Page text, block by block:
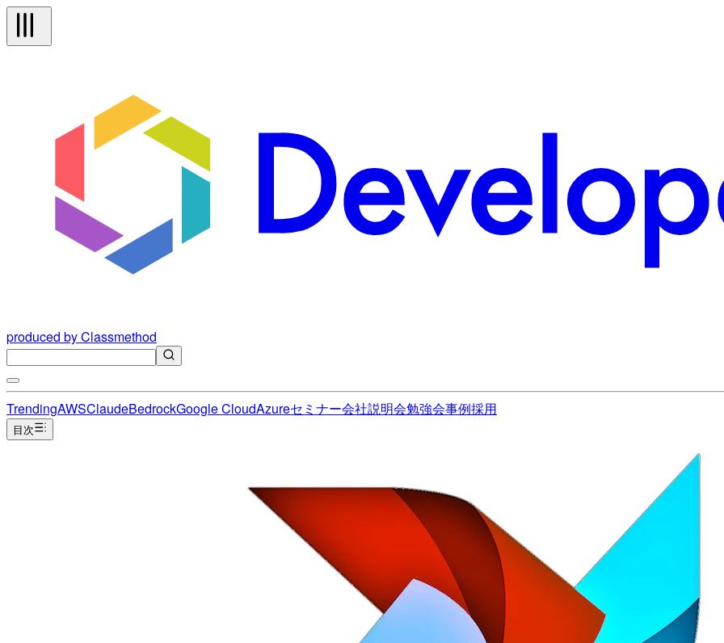
produced by Classmethod
TrendingAWSClaudeBedrockGoogle CloudAzureセミナー会社説明会勉強会事例採用
目次